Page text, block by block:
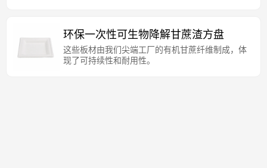
环保一次性可生物降解甘蔗渣方盘
这些板材由我们尖端工厂的有机甘蔗纤维制成，体
现了可持续性和耐用性。